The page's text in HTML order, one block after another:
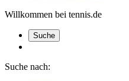
Willkommen bei tennis.de
Suche
Suche nach: